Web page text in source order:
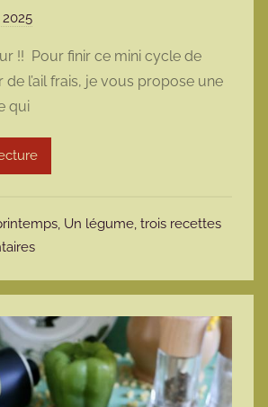
r
m
r
m
t
e
!! Pour finir ce mini cycle de
l’ail frais, je vous propose une
qui
, Un légume, trois recettes